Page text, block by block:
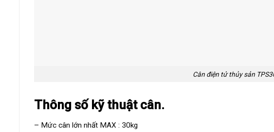
Cân điện tử thủy sản
Thông số kỹ thuật cân.
– Mức cân lớn nhất MAX : 30kg